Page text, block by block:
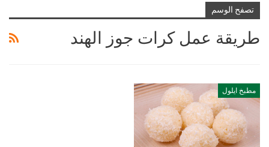
تصفح الوسم
طريقة عمل كرات جوز الهند
مطبخ ايلول